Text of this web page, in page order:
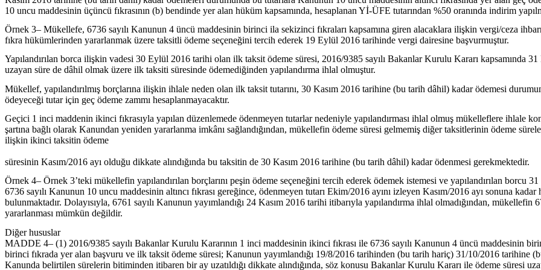
10 uncu maddesinin üçüncü fıkrasının (b) bendinde yer alan hüküm kapsamında, hesaplanan Yİ-ÜFE tutarından %50 oranında indirim
Örnek 3– Mükellefe, 6736 sayılı Kanunun 4 üncü maddesinin birinci ila sekizinci fıkraları kapsamına giren alacaklara ilişkin vergi/ceza
fıkra hükümlerinden yararlanmak üzere taksitli ödeme seçeneğini tercih ederek 19 Eylül 2016 tarihinde vergi dairesine başvurmuştur.
Yapılandırılan borca ilişkin vadesi 30 Eylül 2016 tarihi olan ilk taksit ödeme süresi, 2016/9385 sayılı Bakanlar Kurulu Kararı kapsamında
uzayan süre de dâhil olmak üzere ilk taksiti süresinde ödemediğinden yapılandırma ihlal olmuştur.
Mükellef, yapılandırılmış borçlarına ilişkin ihlale neden olan ilk taksit tutarını, 30 Kasım 2016 tarihine (bu tarih dâhil) kadar ödemesi
ödeyeceği tutar için geç ödeme zammı hesaplanmayacaktır.
Geçici 1 inci maddenin ikinci fıkrasıyla yapılan düzenlemede ödenmeyen tutarlar nedeniyle yapılandırması ihlal olmuş mükelleflere ihlale
şartına bağlı olarak Kanundan yeniden yararlanma imkânı sağlandığından, mükellefin ödeme süresi gelmemiş diğer taksitlerinin ödeme
ilişkin ikinci taksitin ödeme
süresinin Kasım/2016 ayı olduğu dikkate alındığında bu taksitin de 30 Kasım 2016 tarihine (bu tarih dâhil) kadar ödenmesi gerekmektedir.
Örnek 4– Örnek 3’teki mükellefin yapılandırılan borçlarını peşin ödeme seçeneğini tercih ederek ödemek istemesi ve yapılandırılan borcu
6736 sayılı Kanunun 10 uncu maddesinin altıncı fıkrası gereğince, ödenmeyen tutarı Ekim/2016 ayını izleyen Kasım/2016 ayı sonuna
bulunmaktadır. Dolayısıyla, 6761 sayılı Kanunun yayımlandığı 24 Kasım 2016 tarihi itibarıyla yapılandırma ihlal olmadığından,
yararlanması mümkün değildir.
Diğer hususlar
MADDE 4– (1) 2016/9385 sayılı Bakanlar Kurulu Kararının 1 inci maddesinin ikinci fıkrası ile 6736 sayılı Kanunun 4 üncü maddesinin
birinci fıkrada yer alan başvuru ve ilk taksit ödeme süresi; Kanunun yayımlandığı 19/8/2016 tarihinden (bu tarih hariç) 31/10/2016 tarihine
Kanunda belirtilen sürelerin bitiminden itibaren bir ay uzatıldığı dikkate alındığında, söz konusu Bakanlar Kurulu Kararı ile ödeme süresi